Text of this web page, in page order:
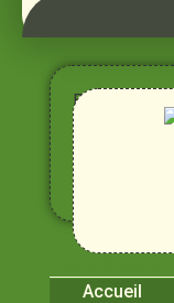
Entre
Rhône,
Alpilles
et
Durance
Accueil